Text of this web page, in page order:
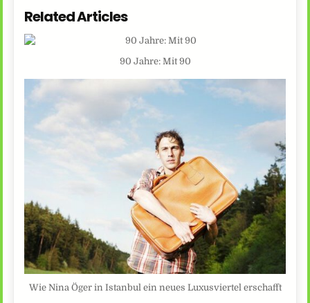
Related Articles
90 Jahre: Mit 90
Wie Nina Öger in Istanbul ein neues Luxusviertel erschafft